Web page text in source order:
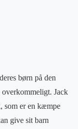
børn på den
Jack
som er en kæmpe
give sit barn